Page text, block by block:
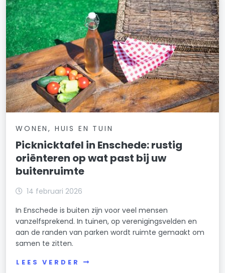
WONEN, HUIS EN TUIN
Picknicktafel in Enschede: rustig
oriënteren op wat past bij uw
buitenruimte
14 februari 2026
In Enschede is buiten zijn voor veel mensen
vanzelfsprekend. In tuinen, op verenigingsvelden en
aan de randen van parken wordt ruimte gemaakt om
samen te zitten.
LEES VERDER